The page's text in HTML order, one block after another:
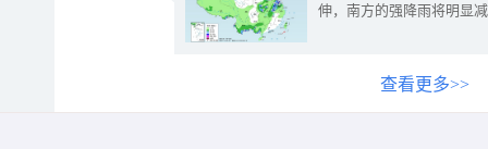
伸，南方的强降雨将明显
查看更多>>